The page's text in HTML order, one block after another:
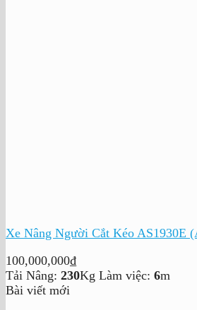
Xe Nâng Người Cắt Kéo AS1930E
100,000,000₫
Tải Nâng: 230Kg Làm việc: 6m
Bài viết mới